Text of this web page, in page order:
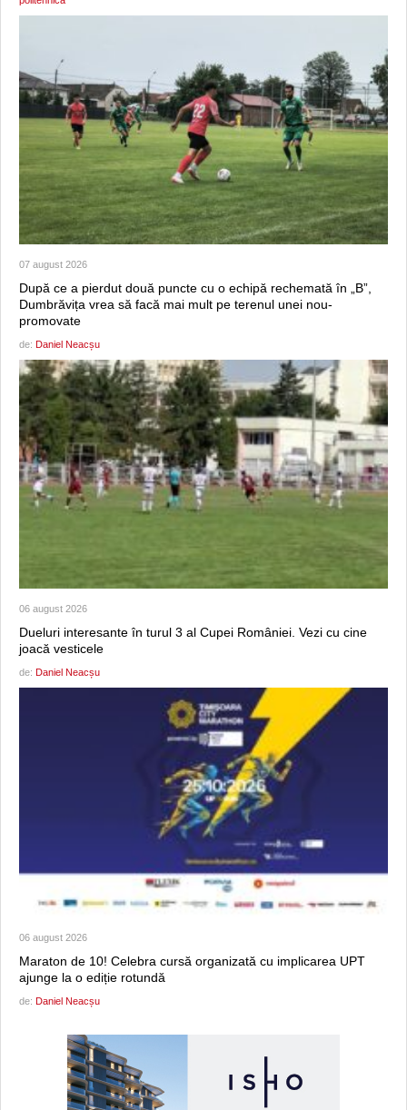
07 august 2026
După ce a pierdut două puncte cu o echipă rechemată în „B”,
Dumbrăvița vrea să facă mai mult pe terenul unei nou-
promovate
de: Daniel Neacșu
06 august 2026
Dueluri interesante în turul 3 al Cupei României. Vezi cu cine
joacă vesticele
de: Daniel Neacșu
06 august 2026
Maraton de 10! Celebra cursă organizată cu implicarea UPT
ajunge la o ediție rotundă
de: Daniel Neacșu